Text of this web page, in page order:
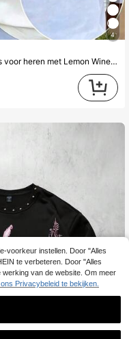
4
Manfinity zomer-T-shirts voor heren met Lemon Wine grafische print, korte mouwen, ronde hals, casual top voor de zomer en lente, katoenen T-shirts voor heren, zomeroutfit voor
voorkeur instellen. Door "Alles
te verbeteren. Door "Alles
van de website. Om meer
Privacybeleid te bekijken.